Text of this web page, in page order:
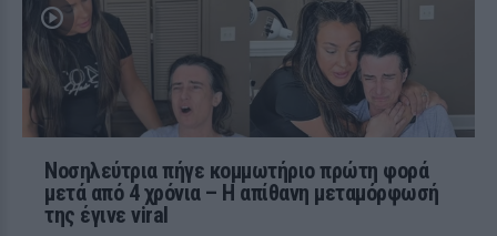
Νοσηλεύτρια πήγε κομμωτήριο πρώτη φορά
μετά από 4 χρόνια – Η απίθανη μεταμόρφωσή
της έγινε viral